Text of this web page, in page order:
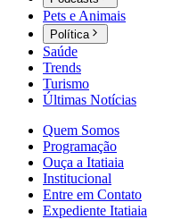
Pets e Animais
Política
Saúde
Trends
Turismo
Últimas Notícias
Quem Somos
Programação
Ouça a Itatiaia
Institucional
Entre em Contato
Expediente Itatiaia